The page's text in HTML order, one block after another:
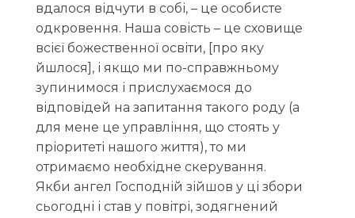
вдалося відчути в собі, – це особисте
одкровення. Наша совість – це сховище
всієї божественної освіти, [про яку
йшлося], і якщо ми по-справжньому
зупинимося і прислухаємося до
відповідей на запитання такого роду (а
для мене це управління, що стоять у
пріоритеті нашого життя), то ми
отримаємо необхідне скерування.
Якби ангел Господній зійшов у ці збори
сьогодні і став у повітрі, зодягнений